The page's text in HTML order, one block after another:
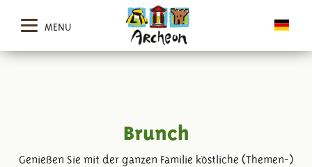
MENU
Brunch
Genießen Sie mit der ganzen Familie köstliche (Themen-)